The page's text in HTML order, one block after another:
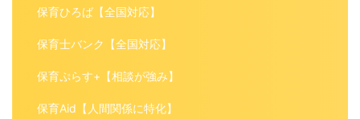
保育ひろば【全国対応】
保育士バンク【全国対応】
保育ぷらす+【相談が強み】
保育Aid【人間関係に特化】